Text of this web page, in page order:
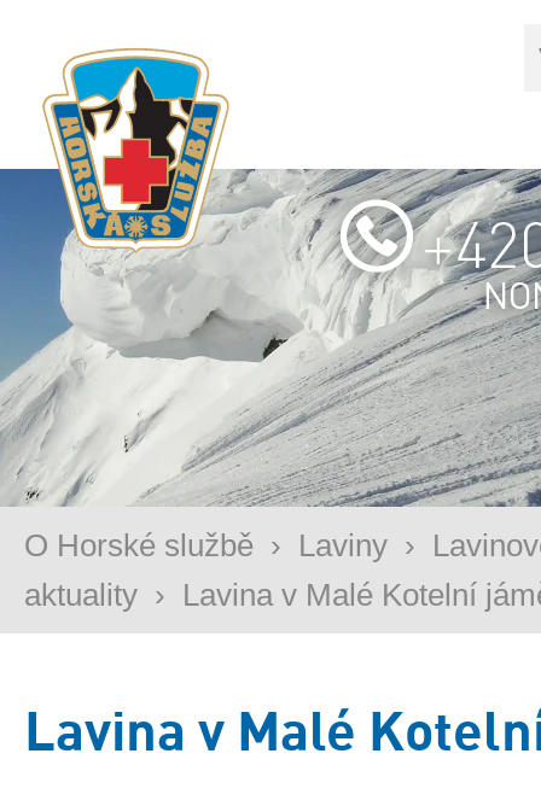
O Horské službě › Laviny ›
aktuality › Lavina v Malé Kotelní
Lavina v Malé